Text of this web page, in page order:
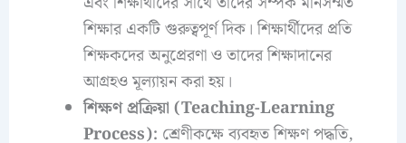
শিক্ষার একটি গুরুত্বপূর্ণ দিক। শিক্ষার্থীদের প্রতি
শিক্ষকদের অনুপ্রেরণা ও তাদের শিক্ষাদানের
আগ্রহও মূল্যায়ন করা হয়।
শিক্ষণ প্রক্রিয়া (Teaching-Learning
Process): শ্রেণীকক্ষে ব্যবহৃত শিক্ষণ পদ্ধতি,